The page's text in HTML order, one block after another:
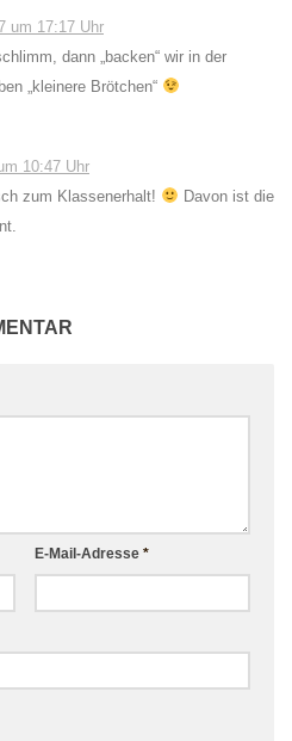
um 17:17 Uhr
dann „backen“ wir in der
„kleinere Brötchen“
10:47 Uhr
zum Klassenerhalt!
Davon ist die
E-Mail-Adresse *